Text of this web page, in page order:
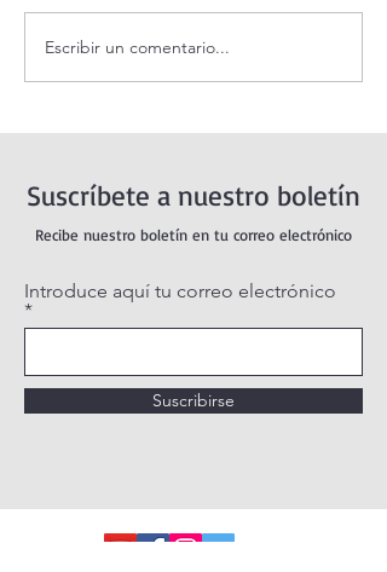
Oración de la mañana. 6 de
agosto.
Escribir un comentario...
Suscríbete a nuestro boletín
Recibe nuestro boletín en tu correo electrónico
Introduce aquí tu correo electrónico
Suscribirse